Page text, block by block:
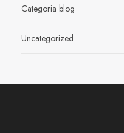
Categoria blog
Uncategorized